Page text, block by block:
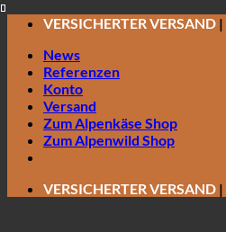
Zum
springen
VERSICHERTER VERSAND |
News
Referenzen
Konto
Versand
Zum Alpenkäse Shop
Zum Alpenwild Shop
VERSICHERTER VERSAND |